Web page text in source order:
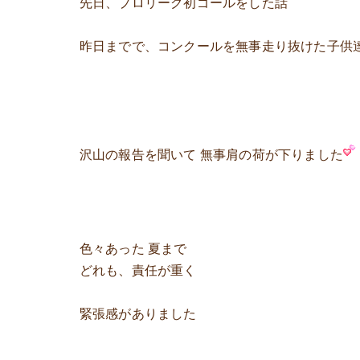
先日、プロリーグ初ゴールをした話
昨日までで、コンクールを無事走り抜けた子供
沢山の報告を聞いて 無事肩の荷が下りました
色々あった 夏まで
どれも、責任が重く
緊張感がありました